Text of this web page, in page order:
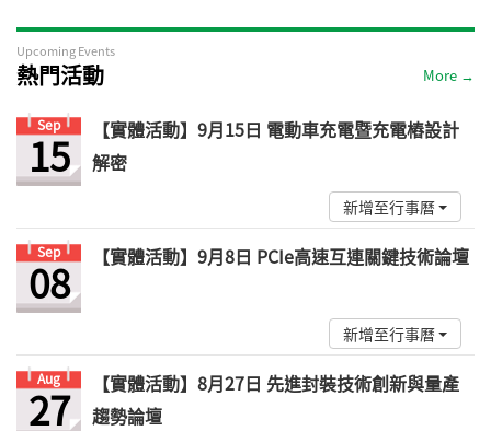
Upcoming Events
熱門活動 More →
Sep
15
【實體活動】9月15日 電動車充電暨充電樁設計
解密
新增至行事曆
Sep
08 【實體活動】9月8日 PCIe高速互連關鍵技術論壇
新增至行事曆
Aug
27
【實體活動】8月27日 先進封裝技術創新與量產
趨勢論壇